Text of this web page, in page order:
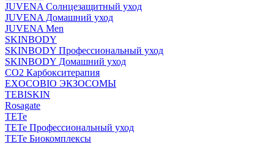
JUVENA Солнцезащитный уход
JUVENA Домашний уход
JUVENA Men
SKINBODY
SKINBODY Профессиональный уход
SKINBODY Домашний уход
CO2 Карбокситерапия
EXOCOBIO ЭКЗОСОМЫ
TEBISKIN
Rosagate
TETe
TETe Профессиональный уход
TETe Биокомплексы